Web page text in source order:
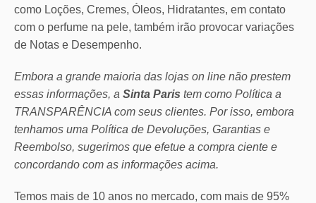
como Loções, Cremes, Óleos, Hidratantes, em contato
com o perfume na pele, também irão provocar variações
de Notas e Desempenho.
Embora a grande maioria das lojas on line não prestem
essas informações, a Sinta Paris tem como Política a
TRANSPARÊNCIA com seus clientes. Por isso, embora
tenhamos uma Política de Devoluções, Garantias e
Reembolso, sugerimos que efetue a compra ciente e
concordando com as informações acima.
Temos mais de 10 anos no mercado, com mais de 95%